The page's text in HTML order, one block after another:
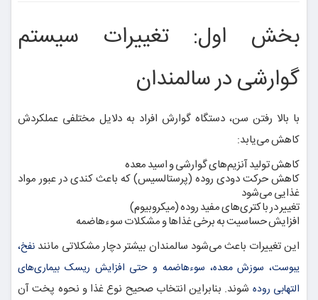
بخش اول: تغییرات سیستم
گوارشی در سالمندان
با بالا رفتن سن، دستگاه گوارش افراد به دلایل مختلفی عملکردش
کاهش می‌یابد:
کاهش تولید آنزیم‌های گوارشی و اسید معده
کاهش حرکت دودی روده (پرستالسیس) که باعث کندی در عبور مواد
غذایی می‌شود
تغییر در باکتری‌های مفید روده (میکروبیوم)
افزایش حساسیت به برخی غذاها و مشکلات سوءهاضمه
این تغییرات باعث می‌شود سالمندان بیشتر دچار مشکلاتی مانند نفخ،
یبوست، سوزش معده، سوءهاضمه و حتی افزایش ریسک بیماری‌های
التهابی روده شوند. بنابراین انتخاب صحیح نوع غذا و نحوه پخت آن